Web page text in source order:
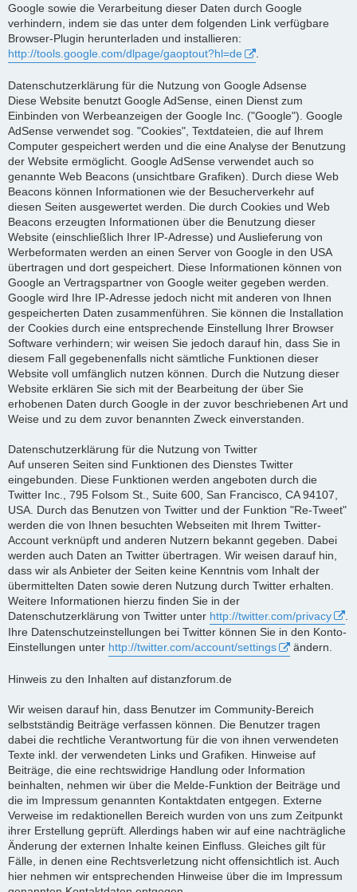
Google sowie die Verarbeitung dieser Daten durch Google
verhindern, indem sie das unter dem folgenden Link verfügbare
Browser-Plugin herunterladen und installieren:
http://tools.google.com/dlpage/gaoptout?hl=de
Datenschutzerklärung für die Nutzung von Google Adsense
Diese Website benutzt Google AdSense, einen Dienst zum
Einbinden von Werbeanzeigen der Google Inc. ("Google"). Google
AdSense verwendet sog. "Cookies", Textdateien, die auf Ihrem
Computer gespeichert werden und die eine Analyse der Benutzung
der Website ermöglicht. Google AdSense verwendet auch so
genannte Web Beacons (unsichtbare Grafiken). Durch diese Web
Beacons können Informationen wie der Besucherverkehr auf
diesen Seiten ausgewertet werden. Die durch Cookies und Web
Beacons erzeugten Informationen über die Benutzung dieser
Website (einschließlich Ihrer IP-Adresse) und Auslieferung von
Werbeformaten werden an einen Server von Google in den USA
übertragen und dort gespeichert. Diese Informationen können von
Google an Vertragspartner von Google weiter gegeben werden.
Google wird Ihre IP-Adresse jedoch nicht mit anderen von Ihnen
gespeicherten Daten zusammenführen. Sie können die Installation
der Cookies durch eine entsprechende Einstellung Ihrer Browser
Software verhindern; wir weisen Sie jedoch darauf hin, dass Sie in
diesem Fall gegebenenfalls nicht sämtliche Funktionen dieser
Website voll umfänglich nutzen können. Durch die Nutzung dieser
Website erklären Sie sich mit der Bearbeitung der über Sie
erhobenen Daten durch Google in der zuvor beschriebenen Art und
Weise und zu dem zuvor benannten Zweck einverstanden.
Datenschutzerklärung für die Nutzung von Twitter
Auf unseren Seiten sind Funktionen des Dienstes Twitter
eingebunden. Diese Funktionen werden angeboten durch die
Twitter Inc., 795 Folsom St., Suite 600, San Francisco, CA 94107,
USA. Durch das Benutzen von Twitter und der Funktion "Re-Tweet"
werden die von Ihnen besuchten Webseiten mit Ihrem Twitter-
Account verknüpft und anderen Nutzern bekannt gegeben. Dabei
werden auch Daten an Twitter übertragen. Wir weisen darauf hin,
dass wir als Anbieter der Seiten keine Kenntnis vom Inhalt der
übermittelten Daten sowie deren Nutzung durch Twitter erhalten.
Weitere Informationen hierzu finden Sie in der
Datenschutzerklärung von Twitter unter http://twitter.com/privacy
Ihre Datenschutzeinstellungen bei Twitter können Sie in den Konto-
Einstellungen unter http://twitter.com/account/settings ändern.
Hinweis zu den Inhalten auf distanzforum.de
Wir weisen darauf hin, dass Benutzer im Community-Bereich
selbstständig Beiträge verfassen können. Die Benutzer tragen
dabei die rechtliche Verantwortung für die von ihnen verwendeten
Texte inkl. der verwendeten Links und Grafiken. Hinweise auf
Beiträge, die eine rechtswidrige Handlung oder Information
beinhalten, nehmen wir über die Melde-Funktion der Beiträge und
die im Impressum genannten Kontaktdaten entgegen. Externe
Verweise im redaktionellen Bereich wurden von uns zum Zeitpunkt
ihrer Erstellung geprüft. Allerdings haben wir auf eine nachträgliche
Änderung der externen Inhalte keinen Einfluss. Gleiches gilt für
Fälle, in denen eine Rechtsverletzung nicht offensichtlich ist. Auch
hier nehmen wir entsprechenden Hinweise über die im Impressum